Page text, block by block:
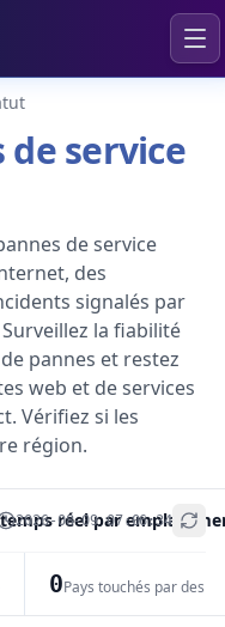
de service
de service
des
signalés par
la fiabilité
pannes et restez
web et de services
Vérifiez si les
région.
réel par
2026-08-09 07:06:34
0Pays touchés par des
+